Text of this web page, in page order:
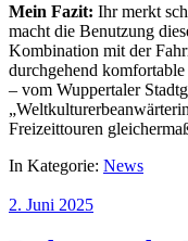
Mein Fazit: Ihr merkt
macht die Benutzung
Kombination mit der
durchgehend
– vom Wuppertaler
Freizeittouren
In Kategorie: News
2. Juni 2025